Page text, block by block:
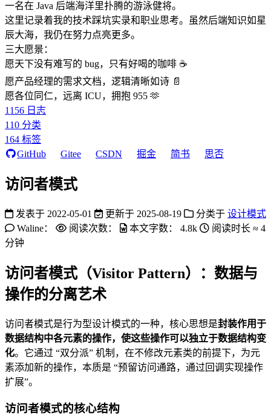
一名在 Java 后端海洋里扑腾的游泳健将。
这里记录着我的技术踩坑实录和职业思考。虽然后端知识如星
辰大海，我仍在努力点亮更多。
三大愿景：
愿天下没有难写的 bug，只有好喝的咖啡 ☕️
愿产品经理的需求文档，逻辑清晰如诗 📄
愿各位同仁，远离 ICU，拥抱 955 🫶
1156 日志
110 分类
164 标签
GitHub
Gitee CSDN 掘金 简书 思否
访问者模式
发表于 2022-05-01 更新于 2025-08-19 分类于 设计模式
Waline：
阅读次数： 本文字数： 4.8k 阅读时长 ≈ 4
分钟
访问者模式（Visitor Pattern）：数据与
操作的分离艺术
访问者模式是行为型设计模式的一种，核心思想是封装作用于
数据结构中各元素的操作，使这些操作可以独立于数据结构变
化。它通过 “双分派” 机制，在不修改元素类的前提下，为元
素添加新的操作，本质是 “预留访问通路，通过回调实现操作
扩展”。
访问者模式的核心结构